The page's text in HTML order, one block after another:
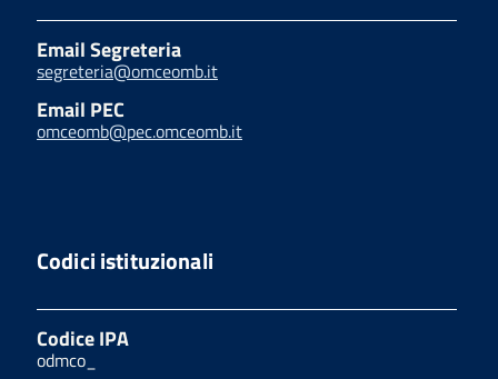
Email Segreteria
segreteria@omceomb.it
Email PEC
omceomb@pec.omceomb.it
Codici istituzionali
Codice IPA
odmco_